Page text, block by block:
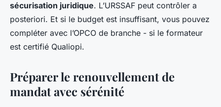
sécurisation juridique. L’URSSAF peut contrôler a
posteriori. Et si le budget est insuffisant, vous pouvez
compléter avec l’OPCO de branche - si le formateur
est certifié Qualiopi.
Préparer le renouvellement de
mandat avec sérénité